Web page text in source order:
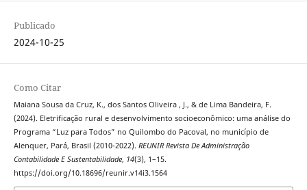
Publicado
2024-10-25
Como Citar
Maiana Sousa da Cruz, K., dos Santos Oliveira , J., & de Lima Bandeira, F.
(2024). Eletrificação rural e desenvolvimento socioeconômico: uma análise do
Programa “Luz para Todos” no Quilombo do Pacoval, no município de
Alenquer, Pará, Brasil (2010-2022). REUNIR Revista De Administração
Contabilidade E Sustentabilidade, 14(3), 1–15.
https://doi.org/10.18696/reunir.v14i3.1564